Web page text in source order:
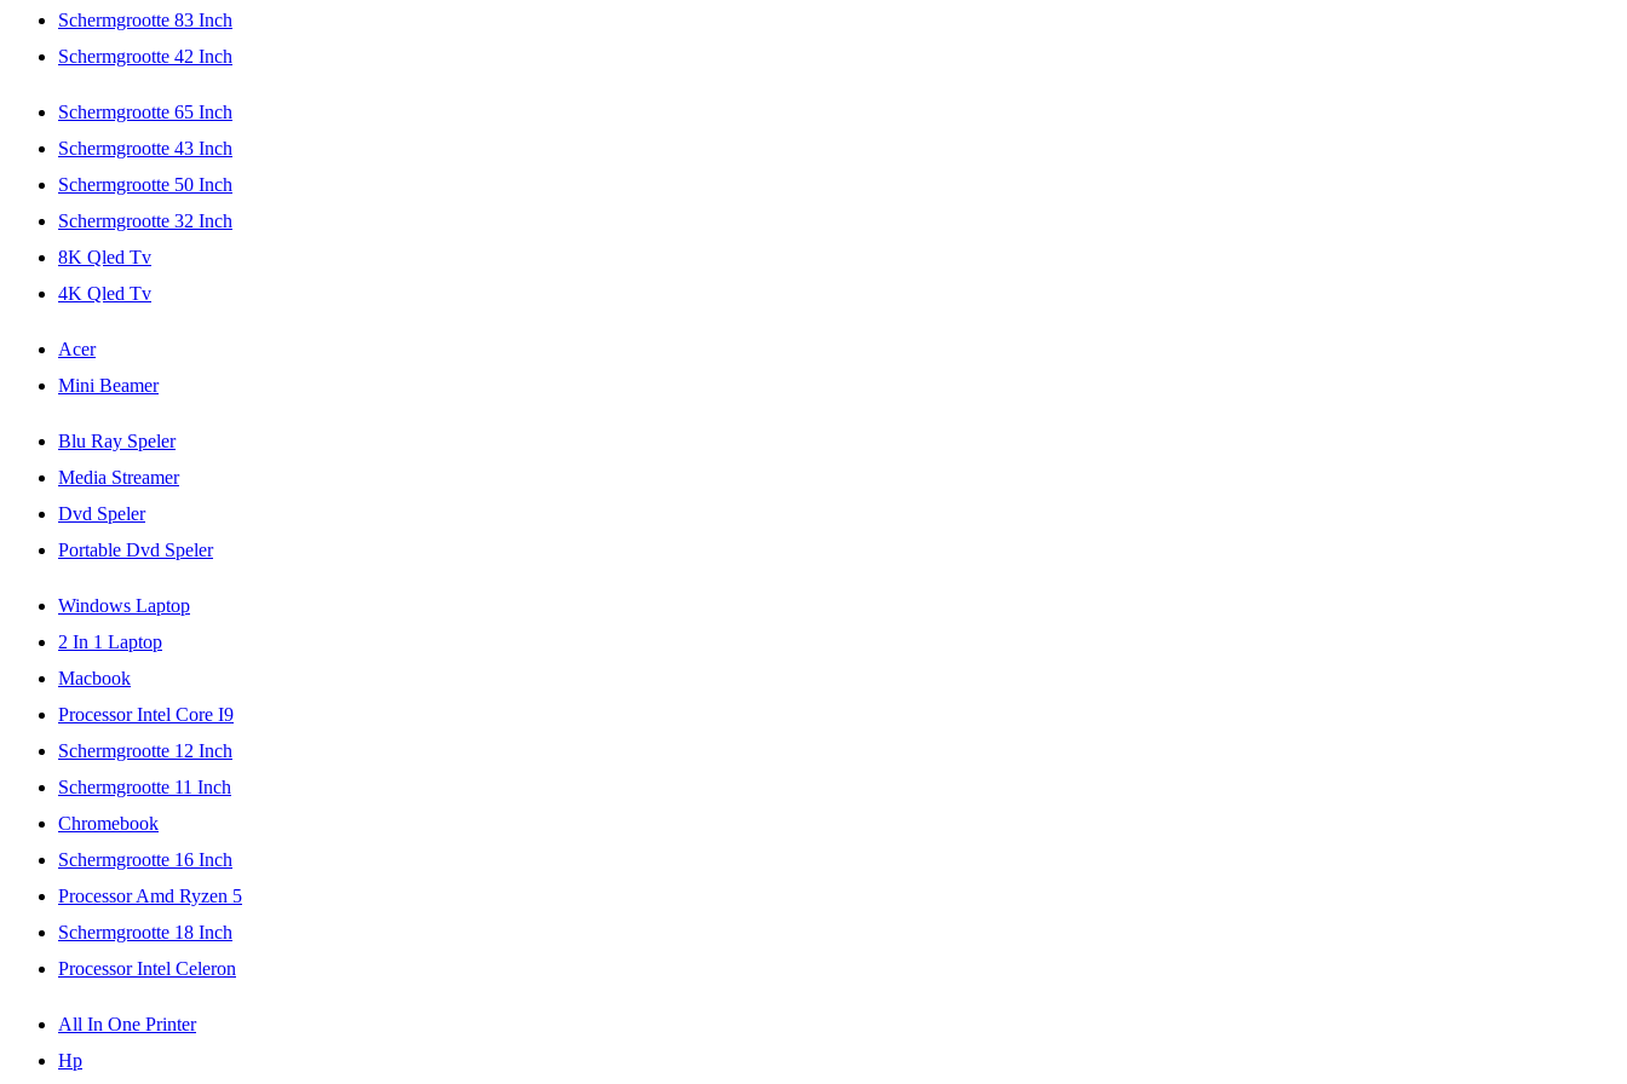
Schermgrootte 83 Inch
Schermgrootte 42 Inch
Schermgrootte 65 Inch
Schermgrootte 43 Inch
Schermgrootte 50 Inch
Schermgrootte 32 Inch
8K Qled Tv
4K Qled Tv
Acer
Mini Beamer
Blu Ray Speler
Media Streamer
Dvd Speler
Portable Dvd Speler
Windows Laptop
2 In 1 Laptop
Macbook
Processor Intel Core I9
Schermgrootte 12 Inch
Schermgrootte 11 Inch
Chromebook
Schermgrootte 16 Inch
Processor Amd Ryzen 5
Schermgrootte 18 Inch
Processor Intel Celeron
All In One Printer
Hp